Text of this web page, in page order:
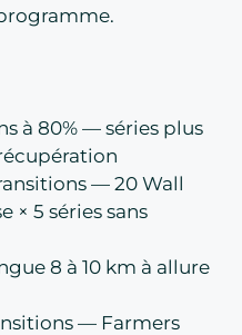
à 80% — séries plus
— 20 Wall
× 5 séries sans
8 à 10 km à allure
— Farmers